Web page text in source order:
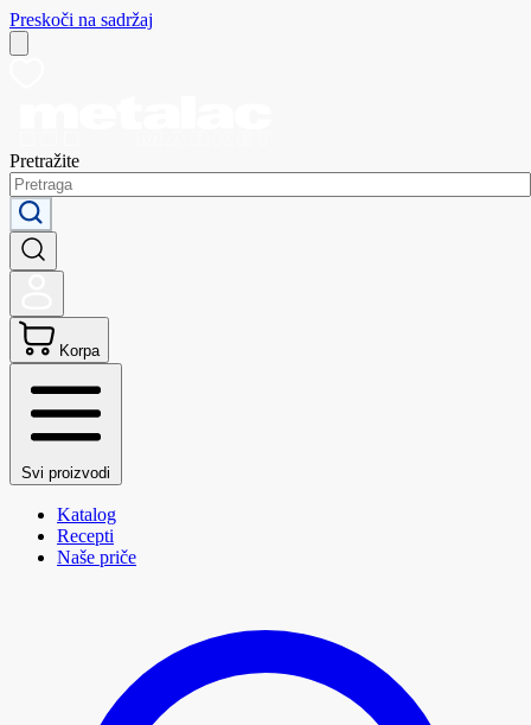
Preskoči na sadržaj
Pretražite
Korpa
Svi proizvodi
Katalog
Recepti
Naše priče